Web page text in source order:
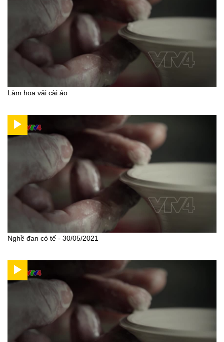
Làm hoa vải cài áo
Nghề đan cỏ tế - 30/05/2021